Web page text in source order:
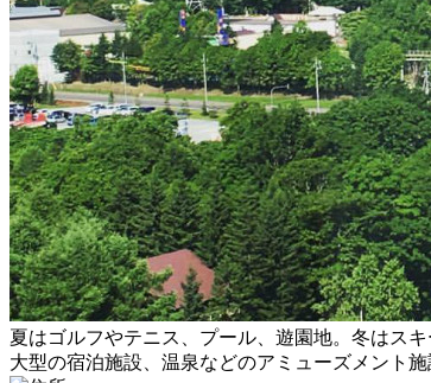
夏はゴルフやテニス、プール、遊園地。冬はス
大型の宿泊施設、温泉などのアミューズメント施